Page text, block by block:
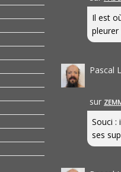
Il est
pleurer
Pascal
sur
Souci :
ses